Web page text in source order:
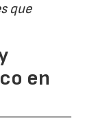
que
en